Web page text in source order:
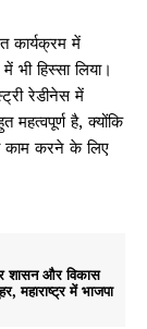
कार्यक्रम में
हिस्सा लिया।
रेडीनेस में
है, क्योंकि
काम करने के लिए
शासन और विकास
महाराष्ट्र में भाजपा